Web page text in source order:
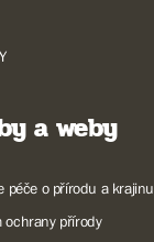
a weby
péče o přírodu a krajinu
ochrany přírody